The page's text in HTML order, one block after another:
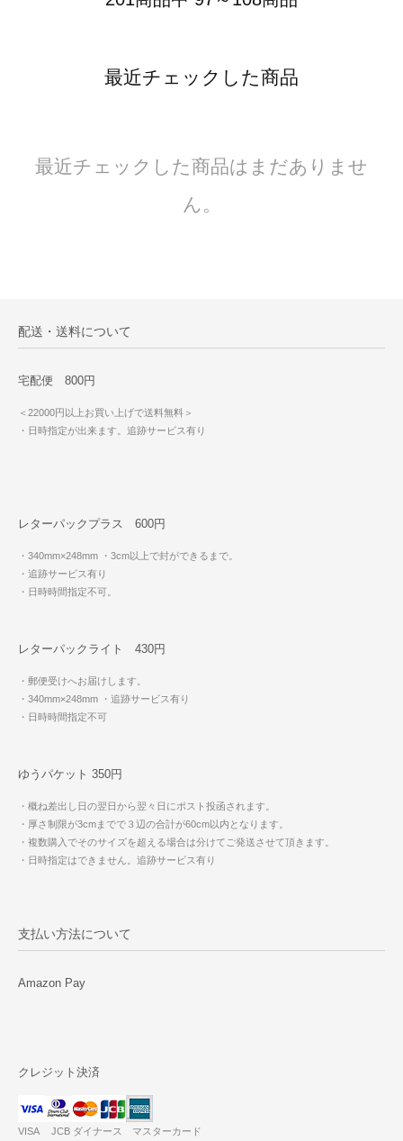
最近チェックした商品
最近チェックした商品はまだありませ
ん。
配送・送料について
宅配便 800円
＜22000円以上お買い上げで送料無料＞
・日時指定が出来ます。追跡サービス有り
レターパックプラス 600円
・340mm×248mm ・3cm以上で封ができるまで。
・追跡サービス有り
・日時時間指定不可。
レターパックライト 430円
・郵便受けへお届けします。
・340mm×248mm ・追跡サービス有り
・日時時間指定不可
ゆうパケット 350円
・概ね差出し日の翌日から翌々日にポスト投函されます。
・厚さ制限が3cmまでで３辺の合計が60cm以内となります。
・複数購入でそのサイズを超える場合は分けてご発送させて頂きます。
・日時指定はできません。追跡サービス有り
支払い方法について
Amazon Pay
クレジット決済
VISA JCB ダイナース マスターカード